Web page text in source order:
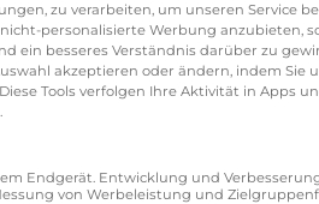
werden im Sommer als
als eine lauschige
Licht taucht? In
verschneiten Hügeln
in den siebten
buchen.
zu verarbeiten, um unseren Service
personalisierte Werbung anzubieten,
ein besseres Verständnis darüber zu
akzeptieren oder ändern, indem Sie
Tools verfolgen Ihre Aktivität in Apps
Endgerät. Entwicklung und
von Werbeleistung und